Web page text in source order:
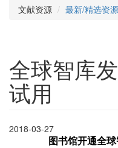
文献资源 最新/精选资源
全球智库
试用
2018-03-27
图书馆开通全